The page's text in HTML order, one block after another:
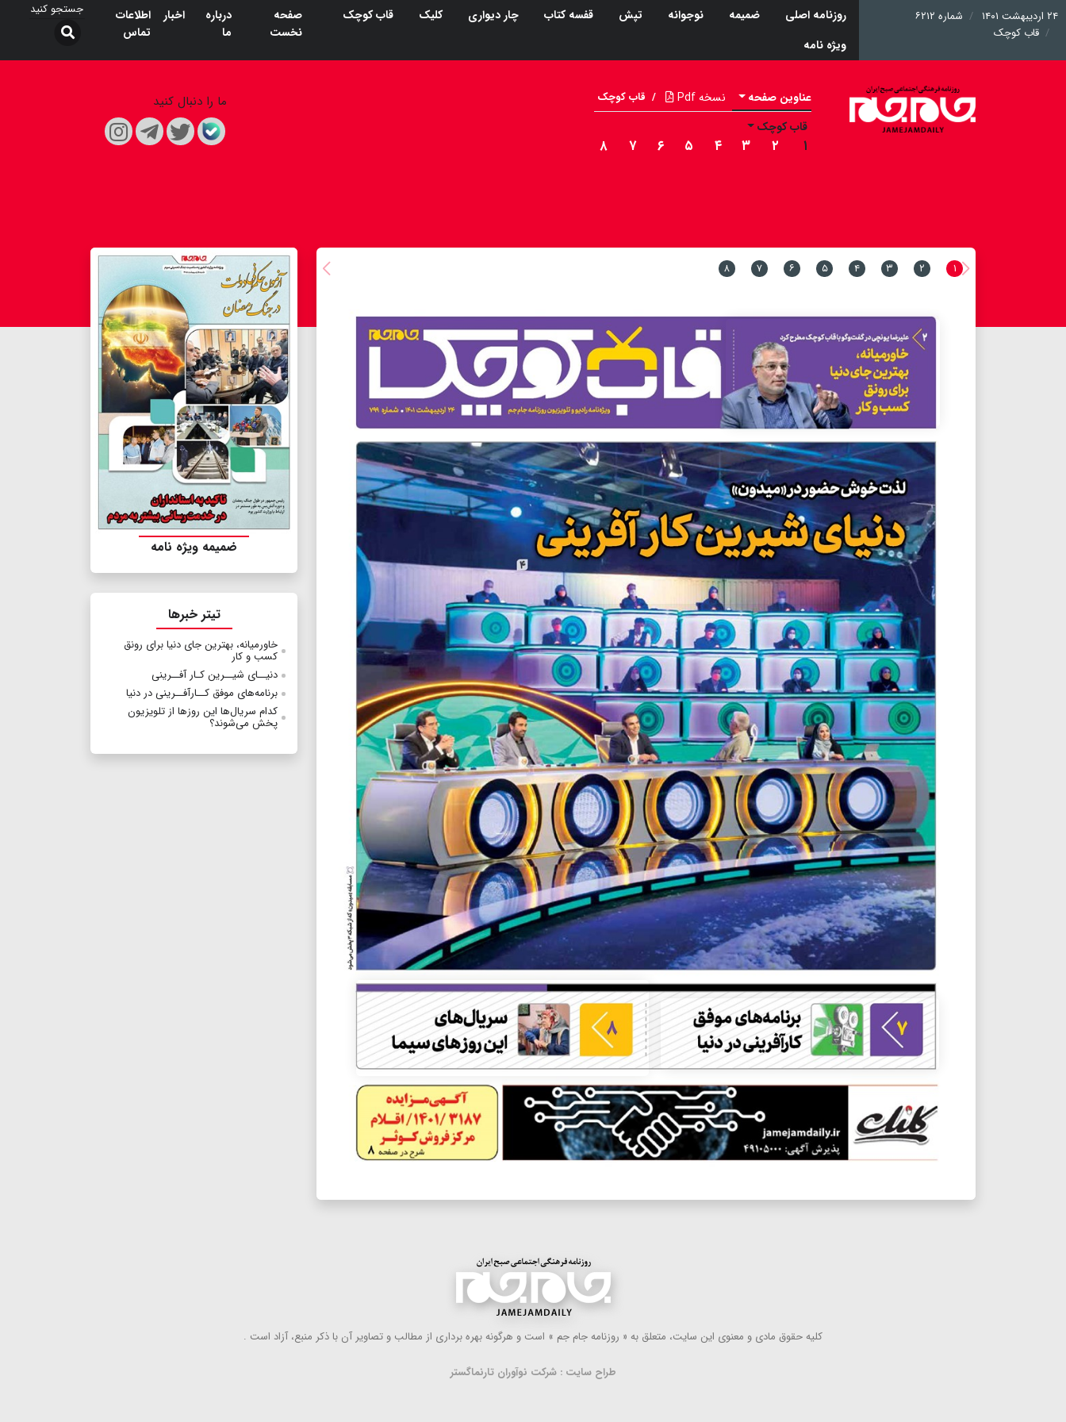
۲۴ اردیبهشت ۱۴۰۱
شماره ۶۲۱۲
قاب کوچک
روزنامه اصلی ضمیمه نوجوانه تپش قفسه کتاب چار دیواری کلیک
قاب کوچک
ویژه نامه
صفحه
نخست
درباره
ما
اخبار
اطلاعات
تماس
عناوین صفحه نسخه Pdf / قاب کوچک
قاب کوچک
۱ ۲ ۳ ۴ ۵ ۶ ۷ ۸
ما را دنبال کنید
۱ ۲ ۳ ۴ ۵ ۶ ۷ ۸
ضمیمه ویژه نامه
تیتر خبرها
خاورمیانه، بهترین جای دنیا برای رونق
کسب و کار
دنیــای شیــرین کـار آفــرینی
برنامه‌های موفق کــارآفــرینی در دنیا
کدام سریال‌ها این روز‌ها از تلویزیون
پخش می‌شوند؟
كلیه حقوق مادی و معنوی این سایت، متعلق به « روزنامه جام جم » است و هرگونه بهره ‌برداری از مطالب و تصاویر آن با ذكر منبع، آزاد است .
طراح سایت : شرکت نوآوران تارنماگستر